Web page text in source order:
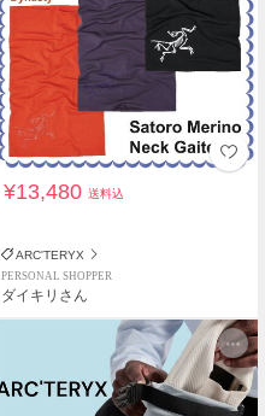
¥13,480送料込
ARC'TERYX
PERSONAL SHOPPER
ダイキリさん